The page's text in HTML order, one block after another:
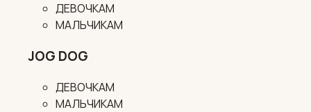
ДЕВОЧКАМ
МАЛЬЧИКАМ
JOG DOG
ДЕВОЧКАМ
МАЛЬЧИКАМ